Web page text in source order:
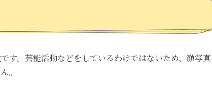
す。芸能活動などをしているわけではないため、顔写真
。